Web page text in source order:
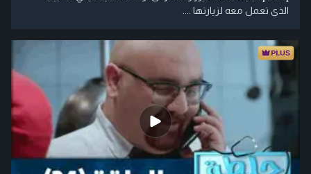
الذي تعمل معه لزيارتها ....